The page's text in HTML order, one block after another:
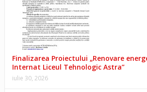
Finalizarea Proiectului „Renovare
Internat Liceul Tehnologic Astra”
iulie 30, 2026